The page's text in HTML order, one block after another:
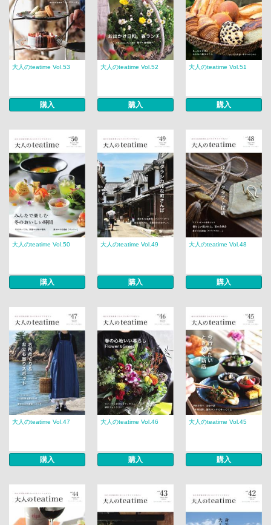
大人のteatime Vol.53
購入
大人のteatime Vol.52
購入
大人のteatime Vol.51
購入
大人のteatime Vol.50
購入
大人のteatime Vol.49
購入
大人のteatime Vol.48
購入
大人のteatime Vol.47
購入
大人のteatime Vol.46
購入
大人のteatime Vol.45
購入